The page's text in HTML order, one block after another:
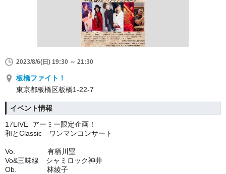
2023/8/6(日) 19:30 ～ 21:30
板橋ファイト！
東京都板橋区板橋1-22-7
イベント情報
17LIVE アーミー限定企画！
和とClassic ワンマンコンサート
Vo. 有栖川塁
Vo&三味線 シャミロック神井
Ob. 林綾子